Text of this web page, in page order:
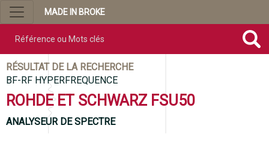
MADE IN BROKE
RÉSULTAT DE LA RECHERCHE
BF-RF HYPERFREQUENCE
ROHDE ET SCHWARZ FSU50
ANALYSEUR DE SPECTRE